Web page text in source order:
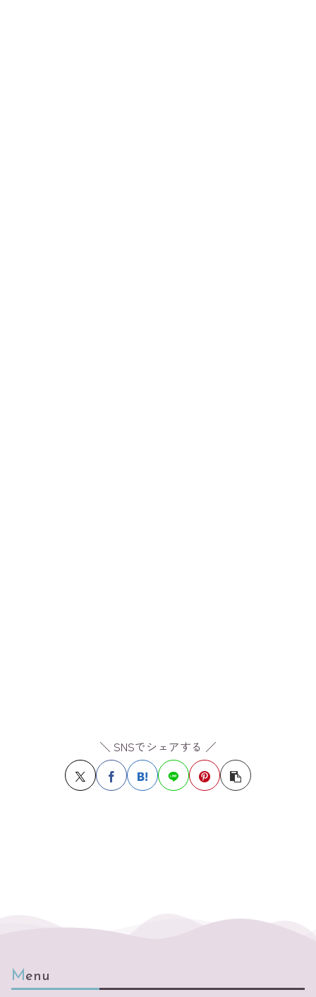
＼ SNSでシェアする ／
Menu